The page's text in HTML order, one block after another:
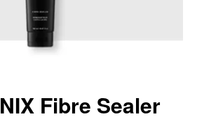
Fibre Sealer